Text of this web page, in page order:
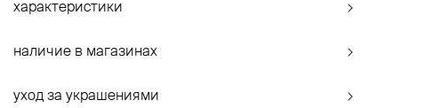
характеристики
наличие в магазинах
уход за украшениями